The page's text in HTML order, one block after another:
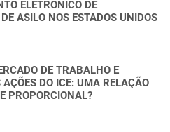
ELETRÔNICO DE
DE ASILO NOS ESTADOS UNIDOS
DE TRABALHO E
DO ICE: UMA RELAÇÃO
PROPORCIONAL?